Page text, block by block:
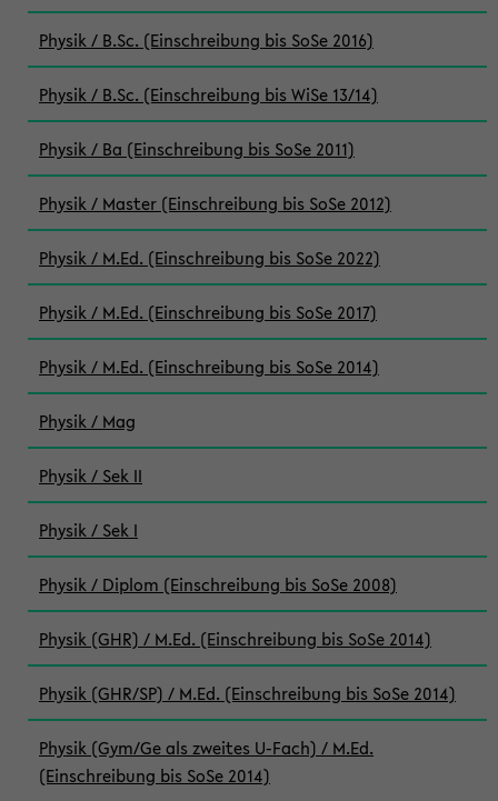
Physik / B.Sc. (Einschreibung bis SoSe 2016)
Physik / B.Sc. (Einschreibung bis WiSe 13/14)
Physik / Ba (Einschreibung bis SoSe 2011)
Physik / Master (Einschreibung bis SoSe 2012)
Physik / M.Ed. (Einschreibung bis SoSe 2022)
Physik / M.Ed. (Einschreibung bis SoSe 2017)
Physik / M.Ed. (Einschreibung bis SoSe 2014)
Physik / Mag
Physik / Sek II
Physik / Sek I
Physik / Diplom (Einschreibung bis SoSe 2008)
Physik (GHR) / M.Ed. (Einschreibung bis SoSe 2014)
Physik (GHR/SP) / M.Ed. (Einschreibung bis SoSe 2014)
Physik (Gym/Ge als zweites U-Fach) / M.Ed.
(Einschreibung bis SoSe 2014)